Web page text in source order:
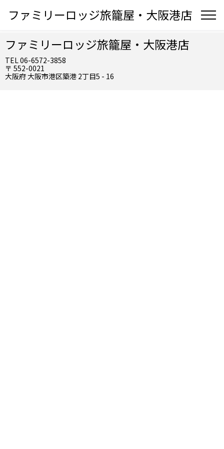
ファミリーロッジ旅籠屋・大阪港店
ファミリーロッジ旅籠屋・大阪港店
TEL 06-6572-3858
〒 552-0021
大阪府 大阪市港区築港 2丁目5 - 16